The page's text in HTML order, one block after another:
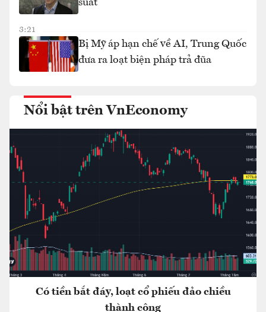
suất
3:21
Bị Mỹ áp hạn chế về AI, Trung Quốc
đưa ra loạt biện pháp trả đũa
Nổi bật trên VnEconomy
Có tiền bắt đáy, loạt cổ phiếu đảo chiều
thành công